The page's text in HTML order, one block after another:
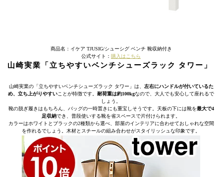
商品名：イケア TJUSIG/シューシグ ベンチ 靴収納付き
公式サイト： 購入はこちら
山崎実業「立ちやすいベンチシューズラック タワー」
山崎実業の「立ちやすいベンチシューズラック タワー」は、 左右にハンドルが付いているた
め、立ち上がりやすいことが特徴です。 耐荷重は約100kgなので、大人でも安心して座れるで
しょう。
靴の脱ぎ履きはもちろん、バッグの一時置きにも重宝しそうです。天板の下には靴を最大で4
足収納でき、普段使いする靴を省スペースで片付けられます。
カラーはホワイトとブラックの2種類から選べ、部屋のインテリアに合わせておしゃれな空間
を作れるでしょう。木材とスチールの組み合わせがスタイリッシュな印象です。